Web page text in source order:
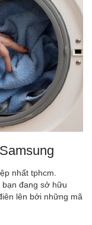
nhất tphcm.
đang sở hữu
lên bởi những mã